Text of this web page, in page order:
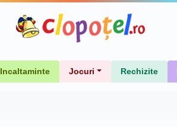
Incaltaminte Jocuri Rechizite